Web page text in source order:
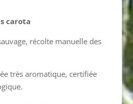
carota
récolte manuelle des
très aromatique, certifiée